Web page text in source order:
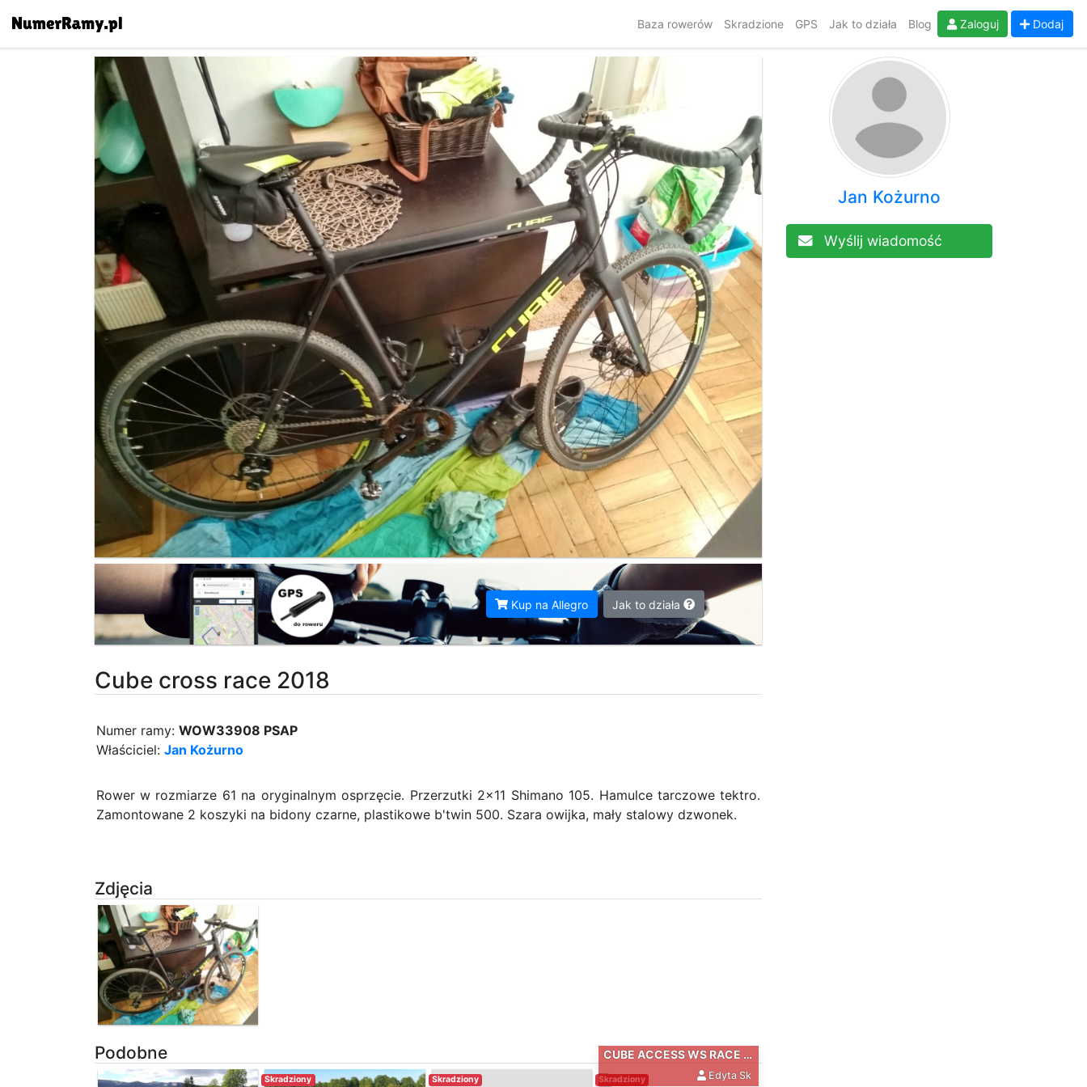
Baza rowerów Skradzione GPS Jak to działa Blog Zaloguj Dodaj
Kup na Allegro Jak to działa
Cube cross race 2018
Numer ramy: WOW33908 PSAP
Właściciel: Jan Kożurno
Rower w rozmiarze 61 na oryginalnym osprzęcie. Przerzutki 2x11 Shimano 105. Hamulce tarczowe tektro.
Zamontowane 2 koszyki na bidony czarne, plastikowe b'twin 500. Szara owijka, mały stalowy dzwonek.
Zdjęcia
Jan Kożurno
Wyślij wiadomość
Podobne
Skradziony Skradziony Skradziony
CUBE ACCESS WS RACE 13,5"
Edyta Sk